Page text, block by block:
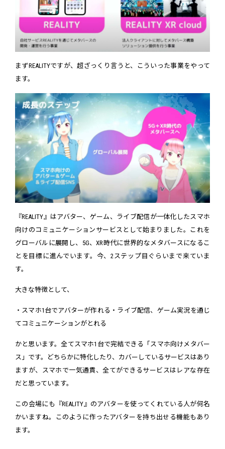
まずREALITYですが、超ざっくり言うと、こういった事業をやって
ます。
『REALITY』はアバター、ゲーム、ライブ配信が一体化したスマホ
向けのコミュニケーションサービスとして始まりました。これを
グローバルに展開し、5G、XR時代に世界的なメタバースになるこ
とを目標に進んでいます。今、2ステップ目ぐらいまで来ていま
す。
大きな特徴として、
・スマホ1台でアバターが作れる・ライブ配信、ゲーム実況を通じ
てコミュニケーションがとれる
かと思います。全てスマホ1台で完結できる「スマホ向けメタバー
ス」です。どちらかに特化したり、カバーしているサービスはあり
ますが、スマホで一気通貫、全てができるサービスはレアな存在
だと思っています。
この会場にも『REALITY』のアバターを使ってくれている人が何名
かいますね。このように作ったアバターを持ち出せる機能もあり
ます。